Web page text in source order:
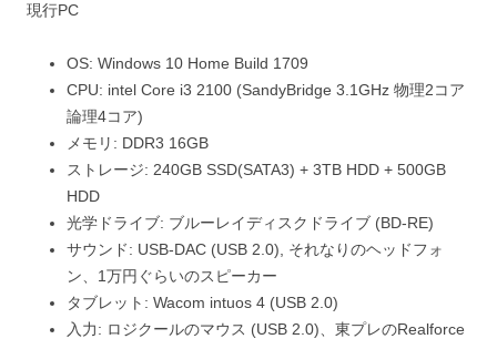
現行PC
OS: Windows 10 Home Build 1709
CPU: intel Core i3 2100 (SandyBridge 3.1GHz 物理2コア
論理4コア)
メモリ: DDR3 16GB
ストレージ: 240GB SSD(SATA3) + 3TB HDD + 500GB
HDD
光学ドライブ: ブルーレイディスクドライブ (BD-RE)
サウンド: USB-DAC (USB 2.0), それなりのヘッドフォ
ン、1万円ぐらいのスピーカー
タブレット: Wacom intuos 4 (USB 2.0)
入力: ロジクールのマウス (USB 2.0)、東プレのRealforce